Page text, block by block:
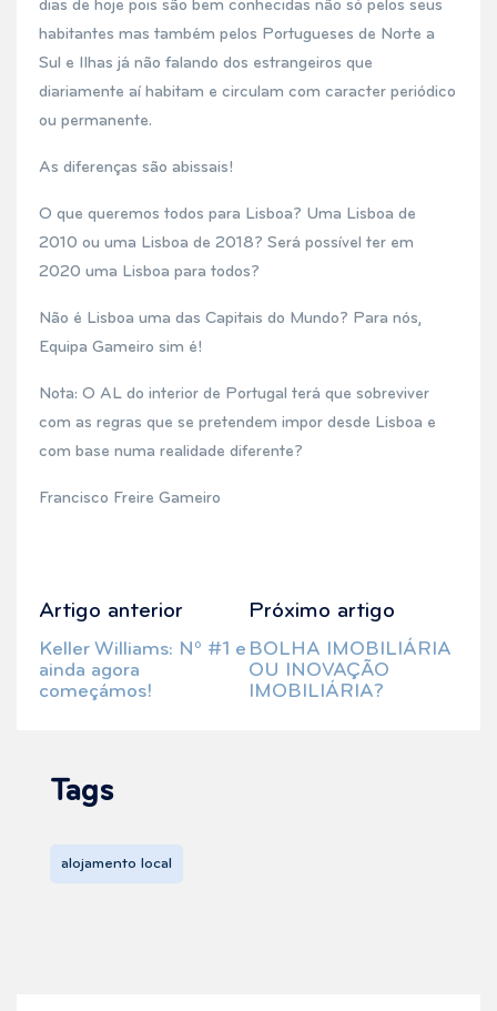
dias de hoje pois são bem conhecidas não só pelos seus
habitantes mas também pelos Portugueses de Norte a
Sul e Ilhas já não falando dos estrangeiros que
diariamente aí habitam e circulam com caracter periódico
ou permanente.
As diferenças são abissais!
O que queremos todos para Lisboa? Uma Lisboa de
2010 ou uma Lisboa de 2018? Será possível ter em
2020 uma Lisboa para todos?
Não é Lisboa uma das Capitais do Mundo? Para nós,
Equipa Gameiro sim é!
Nota: O AL do interior de Portugal terá que sobreviver
com as regras que se pretendem impor desde Lisboa e
com base numa realidade diferente?
Francisco Freire Gameiro
Navegação
de
artigos
Artigo anterior
post:
Keller Williams: Nº #1 e
ainda agora
começámos!
Próximo artigo
post:
BOLHA IMOBILIÁRIA
OU INOVAÇÃO
IMOBILIÁRIA?
Tags
alojamento local